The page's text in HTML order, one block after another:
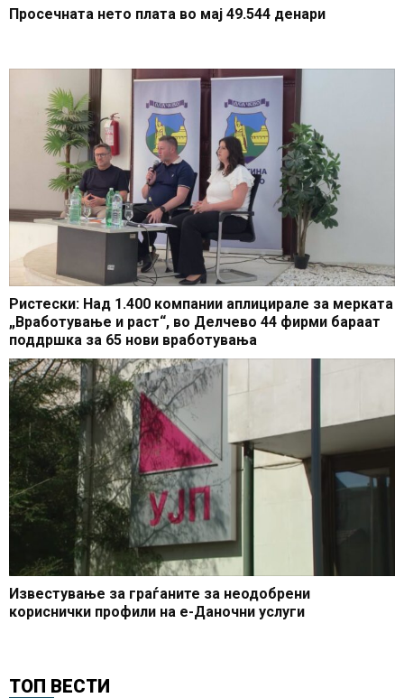
Просечната нето плата во мај 49.544 денари
Ристески: Над 1.400 компании аплицирале за мерката
„Вработување и раст“, во Делчево 44 фирми бараат
поддршка за 65 нови вработувања
Известување за граѓаните за неодобрени
кориснички профили на е-Даночни услуги
ТОП ВЕСТИ